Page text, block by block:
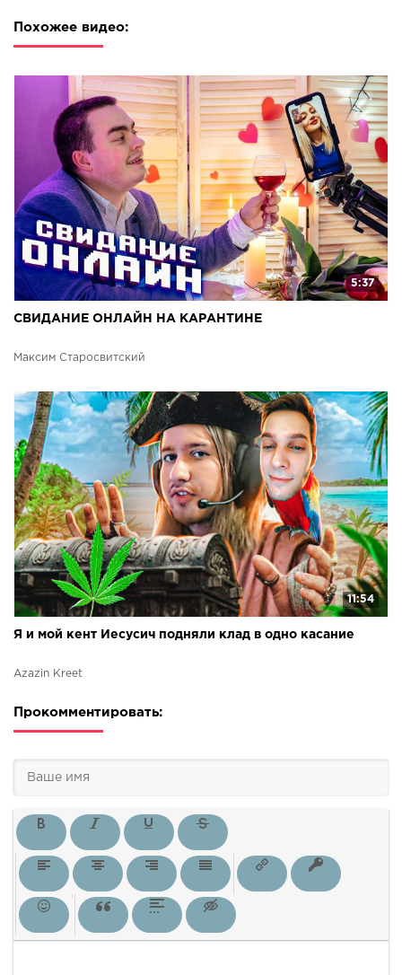
Похожее видео:
5:37
СВИДАНИЕ ОНЛАЙН НА КАРАНТИНЕ
Максим Старосвитский
11:54
Я и мой кент Иесусич подняли клад в одно касание
Azazin Kreet
Прокомментировать: